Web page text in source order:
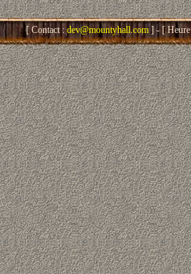
[ Contact : dev@mountyhall.com] - [ Heure